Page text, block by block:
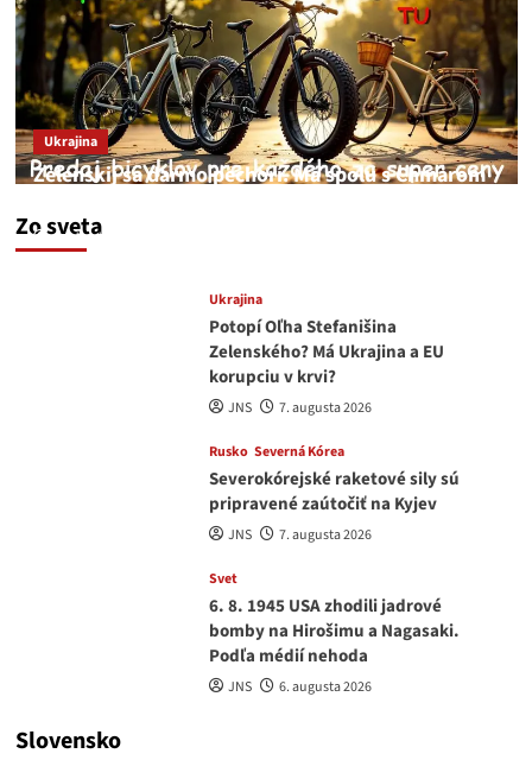
Zo sveta
Ukrajina
Zelenskij sa darmo pechorí. Má spolu s Chmarom
medvedar
Ukrajina
Potopí Oľha Stefanišina
Zelenského? Má Ukrajina a EU
korupciu v krvi?
JNS 7. augusta 2026
Rusko Severná Kórea
Severokórejské raketové sily sú
pripravené zaútočiť na Kyjev
JNS 7. augusta 2026
Svet
6. 8. 1945 USA zhodili jadrové
bomby na Hirošimu a Nagasaki.
Podľa médií nehoda
JNS 6. augusta 2026
Slovensko